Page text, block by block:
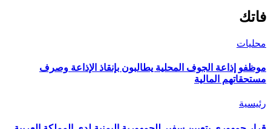
فاتك
محليات
موظفو إذاعة الجوف المحلية يطالبون بإنقاذ الإذاعة وصرف
مستحقاتهم المالية
رئيسية